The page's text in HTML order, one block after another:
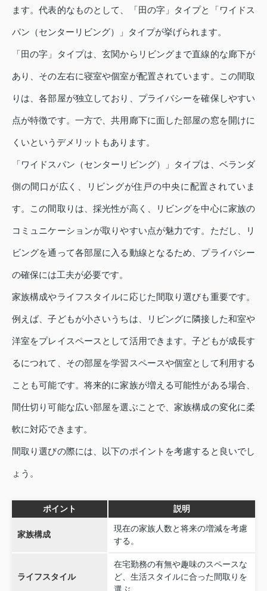
ます。代表的なものとして、「田の字」タイプと「ワイドス
パン（センターリビング）」タイプが挙げられます。
「田の字」タイプは、玄関からリビングまで直線的な廊下が
あり、その左右に寝室や個室が配置されています。この間取
りは、各部屋が独立しており、プライバシーを確保しやすい
点が特徴です。一方で、共用廊下に面した部屋の窓を開けに
くいというデメリットもあります。
「ワイドスパン（センターリビング）」タイプは、ベランダ
側の間口が広く、リビングが住戸の中央に配置されていま
す。この間取りは、採光性が高く、リビングを中心に家族の
コミュニケーションが取りやすい点が魅力です。ただし、リ
ビングを通って各部屋に入る動線となるため、プライバシー
の確保には工夫が必要です。
家族構成やライフスタイルに応じた間取り選びも重要です。
例えば、子どもが小さいうちは、リビングに隣接した和室や
洋室をプレイスペースとして活用できます。子どもが成長す
るにつれて、その部屋を学習スペースや個室として利用する
ことも可能です。将来的に家族が増える可能性がある場合、
間仕切り可能な広い部屋を選ぶことで、家族構成の変化に柔
軟に対応できます。
間取り選びの際には、以下のポイントを考慮すると良いでし
ょう。
ポイント 説明
家族構成
現在の家族人数と将来の増減を考慮
する。
ライフスタイル
在宅勤務の有無や趣味のスペースな
ど、生活スタイルに合った間取りを